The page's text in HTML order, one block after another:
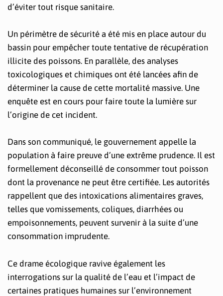
d’éviter tout risque sanitaire.
Un périmètre de sécurité a été mis en place autour du
bassin pour empêcher toute tentative de récupération
illicite des poissons. En parallèle, des analyses
toxicologiques et chimiques ont été lancées afin de
déterminer la cause de cette mortalité massive. Une
enquête est en cours pour faire toute la lumière sur
l’origine de cet incident.
Dans son communiqué, le gouvernement appelle la
population à faire preuve d’une extrême prudence. Il est
formellement déconseillé de consommer tout poisson
dont la provenance ne peut être certifiée. Les autorités
rappellent que des intoxications alimentaires graves,
telles que vomissements, coliques, diarrhées ou
empoisonnements, peuvent survenir à la suite d’une
consommation imprudente.
Ce drame écologique ravive également les
interrogations sur la qualité de l’eau et l’impact de
certaines pratiques humaines sur l’environnement